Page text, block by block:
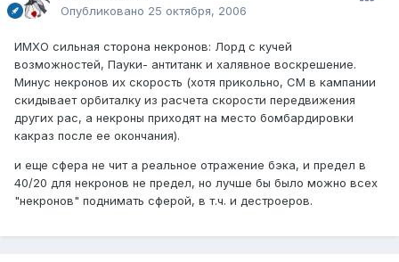
Опубликовано 25 октября, 2006
ИМХО сильная сторона некронов: Лорд с кучей
возможностей, Пауки- антитанк и халявное воскрешение.
Минус некронов их скорость (хотя прикольно, СМ в кампании
скидывает орбиталку из расчета скорости передвижения
других рас, а некроны приходят на место бомбардировки
какраз после ее окончания).
и еще сфера не чит а реальное отражение бэка, и предел в
40/20 для некронов не предел, но лучше бы было можно всех
"некронов" поднимать сферой, в т.ч. и дестроеров.